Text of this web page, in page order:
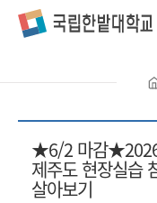
★6/2 마감★2026
제주도 현장실습
살아보기